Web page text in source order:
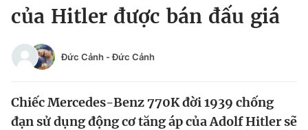
Chào ngày mới Tin 24h
Tin thị trường Tin 360
Tin đã lưu
Tin đã xem
của Hitler được bán đấu giá
Đức Cảnh - Đức Cảnh
Chiếc Mercedes-Benz 770K đời 1939 chống
đạn sử dụng động cơ tăng áp của Adolf Hitler sẽ